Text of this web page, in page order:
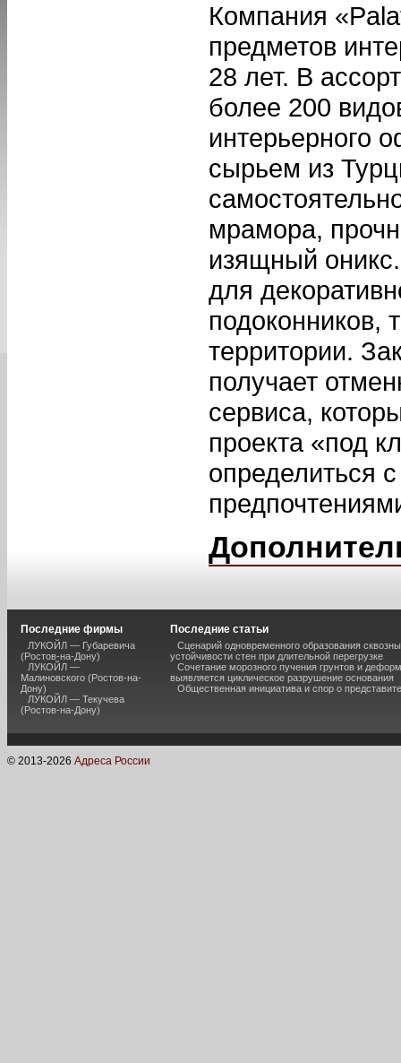
Компания
предметов
28 лет. В
более 200
интерьерного
сырьем из
мрамора,
изящный
для
подоконников,
территории.
получает
сервиса,
проекта «под
определиться
Последние фирмы
ЛУКОЙЛ — Губаревича
(Ростов-на-Дону)
ЛУКОЙЛ —
Малиновского (Ростов-на-
Дону)
ЛУКОЙЛ — Текучева
(Ростов-на-Дону)
Последние статьи
Сценарий одновременного образования
устойчивости стен при длительной перегрузке
Сочетание морозного пучения грунтов и
выявляется циклическое разрушение основания
Общественная инициатива и спор о
© 2013-2026 Адреса России